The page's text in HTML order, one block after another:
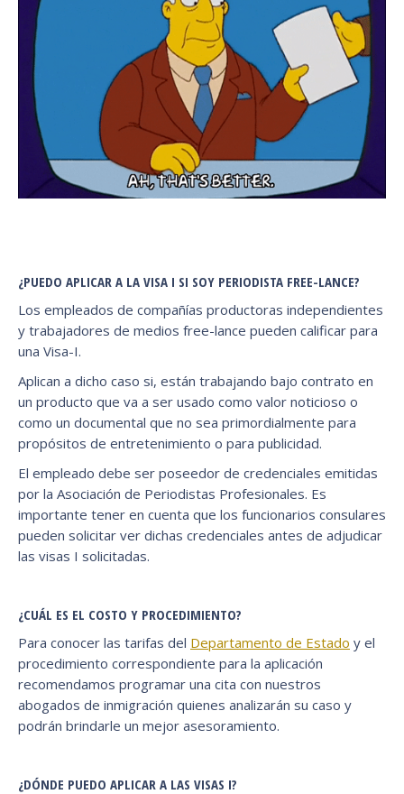
¿PUEDO APLICAR A LA VISA I SI SOY PERIODISTA FREE-LANCE?
Los empleados de compañías productoras independientes
y trabajadores de medios free-lance pueden calificar para
una Visa-I.
Aplican a dicho caso si, están trabajando bajo contrato en
un producto que va a ser usado como valor noticioso o
como un documental que no sea primordialmente para
propósitos de entretenimiento o para publicidad.
El empleado debe ser poseedor de credenciales emitidas
por la Asociación de Periodistas Profesionales. Es
importante tener en cuenta que los funcionarios consulares
pueden solicitar ver dichas credenciales antes de adjudicar
las visas I solicitadas.
¿CUÁL ES EL COSTO Y PROCEDIMIENTO?
Para conocer las tarifas del Departamento de Estado y el
procedimiento correspondiente para la aplicación
recomendamos programar una cita con nuestros
abogados de inmigración quienes analizarán su caso y
podrán brindarle un mejor asesoramiento.
¿DÓNDE PUEDO APLICAR A LAS VISAS I?